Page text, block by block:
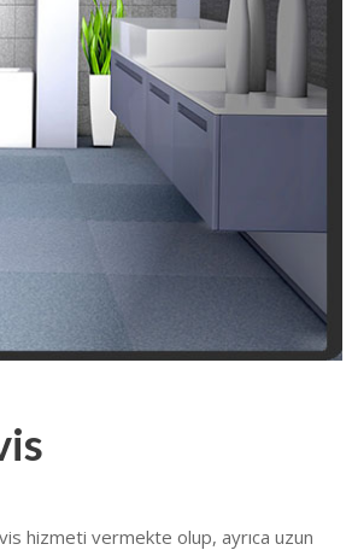
hizmeti vermekte olup, ayrıca uzun